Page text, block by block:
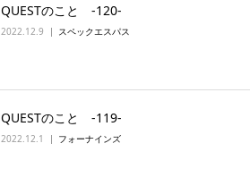
QUESTのこと ‐120‐
2022.12.9 スペックエスパス
QUESTのこと ‐119‐
2022.12.1 フォーナインズ